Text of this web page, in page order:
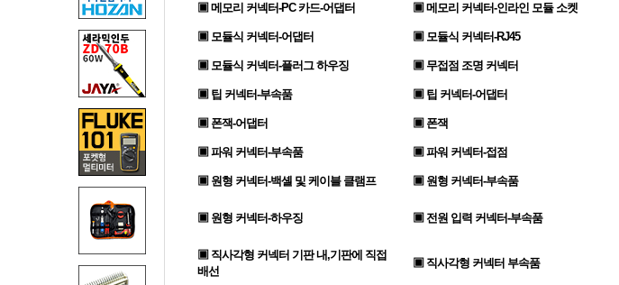
▣ 메모리 커넥터-PC 카드-어댑터 ▣ 메모리 커넥터-인라인 모듈 소켓
▣ 모듈식 커넥터-어댑터 ▣ 모듈식 커넥터-RJ45
▣ 모듈식 커넥터-플러그 하우징 ▣ 무접점 조명 커넥터
▣ 팁 커넥터-부속품 ▣ 팁 커넥터-어댑터
▣ 폰잭-어댑터 ▣ 폰잭
▣ 파워 커넥터-부속품 ▣ 파워 커넥터-접점
▣ 원형 커넥터-백셸 및 케이블 클램프 ▣ 원형 커넥터-부속품
▣ 원형 커넥터-하우징 ▣ 전원 입력 커넥터-부속품
▣ 직사각형 커넥터 기판 내,기판에 직접
배선
▣ 직사각형 커넥터 부속품